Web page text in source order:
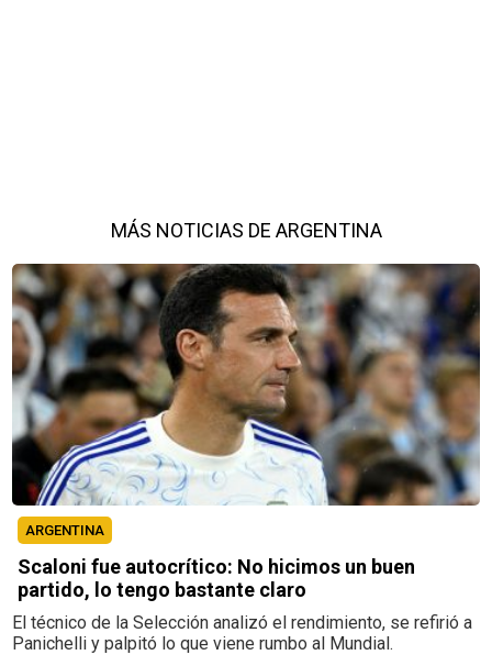
MÁS NOTICIAS DE ARGENTINA
ARGENTINA
Scaloni fue autocrítico: No hicimos un buen
partido, lo tengo bastante claro
El técnico de la Selección analizó el rendimiento, se refirió a
Panichelli y palpitó lo que viene rumbo al Mundial.